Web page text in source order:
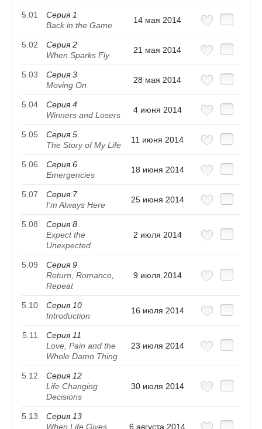
5.01
Серия 1
Back in the Game
14 мая 2014
5.02
Серия 2
When Sparks Fly
21 мая 2014
5.03
Серия 3
Moving On
28 мая 2014
5.04
Серия 4
Winners and Losers
4 июня 2014
5.05
Серия 5
The Story of My Life
11 июня 2014
5.06
Серия 6
Emergencies
18 июня 2014
5.07
Серия 7
I'm Always Here
25 июня 2014
5.08
Серия 8
Expect the
Unexpected
2 июля 2014
5.09
Серия 9
Return, Romance,
Repeat
9 июля 2014
5.10
Серия 10
Introduction
16 июля 2014
5.11
Серия 11
Love, Pain and the
Whole Damn Thing
23 июля 2014
5.12
Серия 12
Life Changing
Decisions
30 июля 2014
5.13
Серия 13
When Life Gives
6 августа 2014